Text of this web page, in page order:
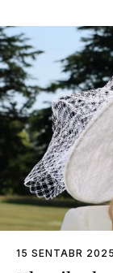
15 SENTABR 2025